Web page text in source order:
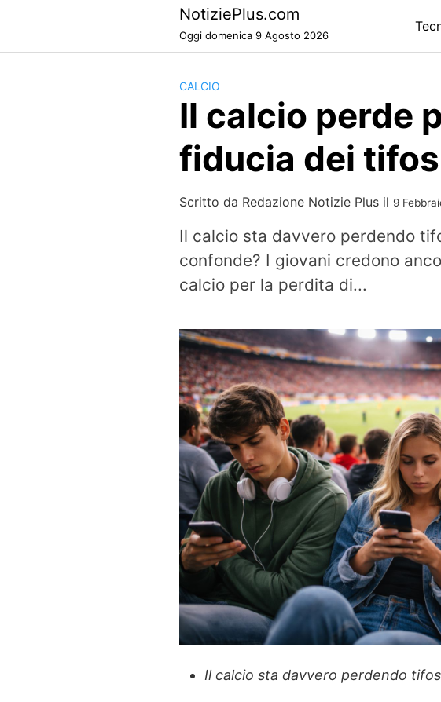
NotiziePlus.com
Oggi domenica 9 Agosto 2026
CALCIO
Il calcio perde
fiducia dei
Scritto da Redazione Notizie Plus il 9
Il calcio sta davvero perdendo
confonde? I giovani credono
calcio per la perdita di...
Il calcio sta davvero perdendo